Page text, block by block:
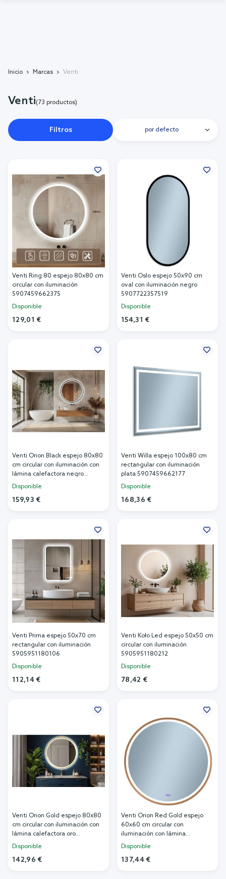
Inicio Marcas Venti
Venti(73 productos)
Filtros por defecto
Venti Ring 80 espejo 80x80 cm
circular con iluminación
5907459662375
Disponible
129,01 €
Venti Oslo espejo 50x90 cm
oval con iluminación negro
5907722357519
Disponible
154,31 €
Venti Orion Black espejo 80x80
cm circular con iluminación con
lámina calefactora negro
5905951180298
Disponible
159,93 €
Venti Willa espejo 100x80 cm
rectangular con iluminación
plata 5907459662177
Disponible
168,36 €
Venti Prima espejo 50x70 cm
rectangular con iluminación
5905951180106
Disponible
112,14 €
Venti Koło Led espejo 50x50 cm
circular con iluminación
5905951180212
Disponible
78,42 €
Venti Orion Gold espejo 80x80
cm circular con iluminación con
lámina calefactora oro
5905951180311
Disponible
142,96 €
Venti Orion Red Gold espejo
60x60 cm circular con
iluminación con lámina
calefactora 5905951180380
Disponible
137,44 €